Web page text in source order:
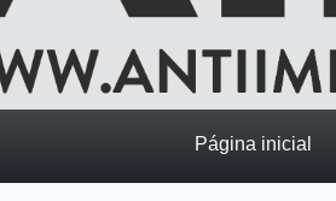
Página inicial